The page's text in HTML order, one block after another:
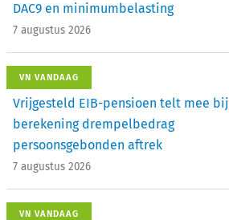
DAC9 en minimumbelasting
7 augustus 2026
VN VANDAAG
Vrijgesteld EIB-pensioen telt mee bij
berekening drempelbedrag
persoonsgebonden aftrek
7 augustus 2026
VN VANDAAG